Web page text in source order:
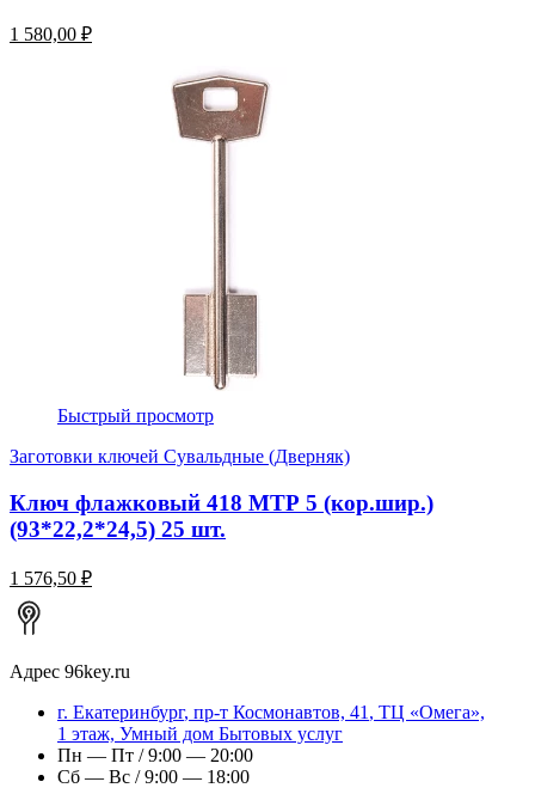
1 580,00 ₽
Быстрый просмотр
Заготовки ключей Сувальдные (Дверняк)
Ключ флажковый 418 МТР 5 (кор.шир.)
(93*22,2*24,5) 25 шт.
1 576,50 ₽
Адрес 96key.ru
г. Екатеринбург, пр-т Космонавтов, 41, ТЦ «Омега»,
1 этаж, Умный дом Бытовых услуг
Пн — Пт / 9:00 — 20:00
Сб — Вс / 9:00 — 18:00